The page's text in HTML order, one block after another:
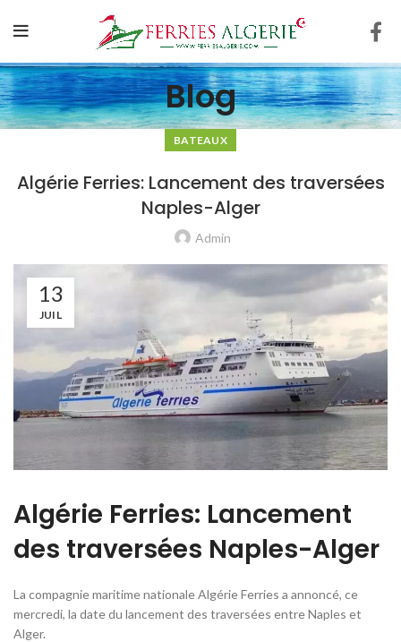
Blog
BATEAUX
Algérie Ferries: Lancement des traversées
Naples-Alger
Admin
13
JUIL
Algérie Ferries: Lancement
des traversées Naples-Alger
La compagnie maritime nationale Algérie Ferries a annoncé, ce
mercredi, la date du lancement des traversées entre Naples et
Alger.